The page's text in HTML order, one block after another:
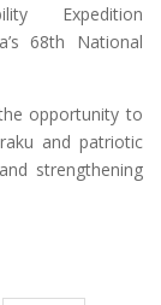
Expedition
68th National
opportunity to
and patriotic
strengthening